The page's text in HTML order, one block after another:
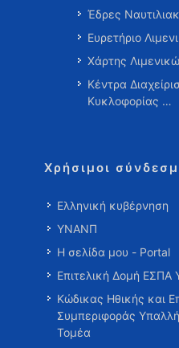
Έδρες
Ευρετήριο
Χάρτης
Κέντρα
Κυκλοφορίας …
Χρήσιμοι
Ελληνική κυβέρνηση
ΥΝΑΝΠ
Η σελίδα μου - Portal
Επιτελική Δομή
Κώδικας Ηθικής και
Συμπεριφοράς
Τομέα